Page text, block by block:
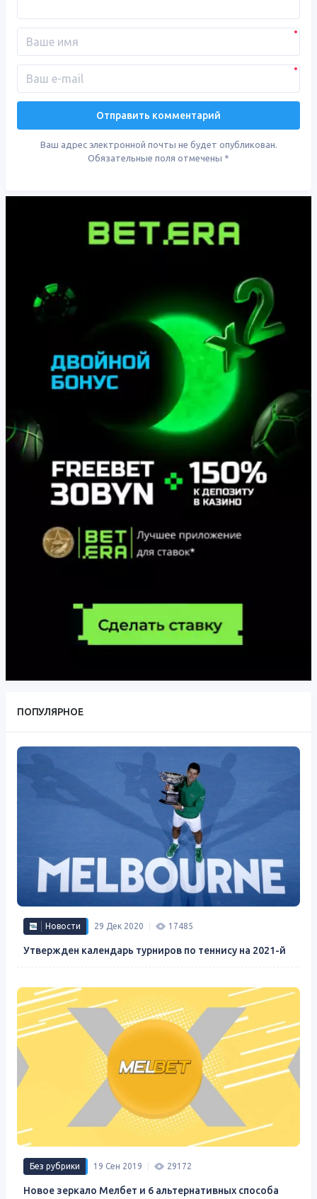
Ваш адрес электронной почты не будет опубликован.
Обязательные поля отмечены *
ПОПУЛЯРНОЕ
Новости 29 Дек 2020 17485
Утвержден календарь турниров по теннису на 2021-й
Без рубрики 19 Сен 2019 29172
Новое зеркало Мелбет и 6 альтернативных способа